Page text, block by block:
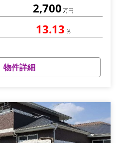
2,700 万円
13.13 ％
物件詳細